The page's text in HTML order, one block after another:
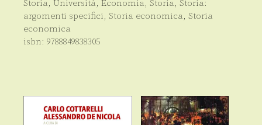
Storia, Università, Economia, Storia, Storia:
argomenti specifici, Storia economica, Storia
economica
isbn: 9788849838305